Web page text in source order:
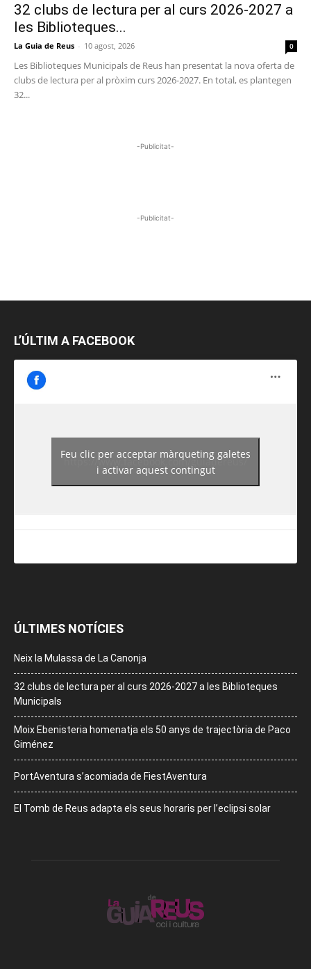
32 clubs de lectura per al curs 2026-2027 a
les Biblioteques...
La Guia de Reus - 10 agost, 2026 0
Les Biblioteques Municipals de Reus han presentat la nova oferta de
clubs de lectura per al pròxim curs 2026-2027. En total, es plantegen
32...
-Publicitat-
-Publicitat-
L’ÚLTIM A FACEBOOK
https://www.facebook.com/guiadereus/
Feu clic per acceptar màrqueting galetes
i activar aquest contingut
ÚLTIMES NOTÍCIES
Neix la Mulassa de La Canonja
32 clubs de lectura per al curs 2026-2027 a les Biblioteques
Municipals
Moix Ebenisteria homenatja els 50 anys de trajectòria de Paco
Giménez
PortAventura s’acomiada de FiestAventura
El Tomb de Reus adapta els seus horaris per l’eclipsi solar